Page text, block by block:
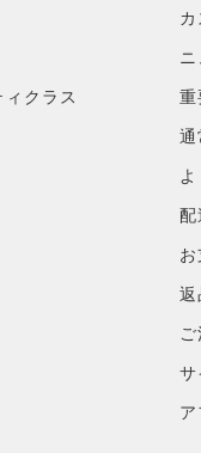
クラス
重
通
配
返
サ